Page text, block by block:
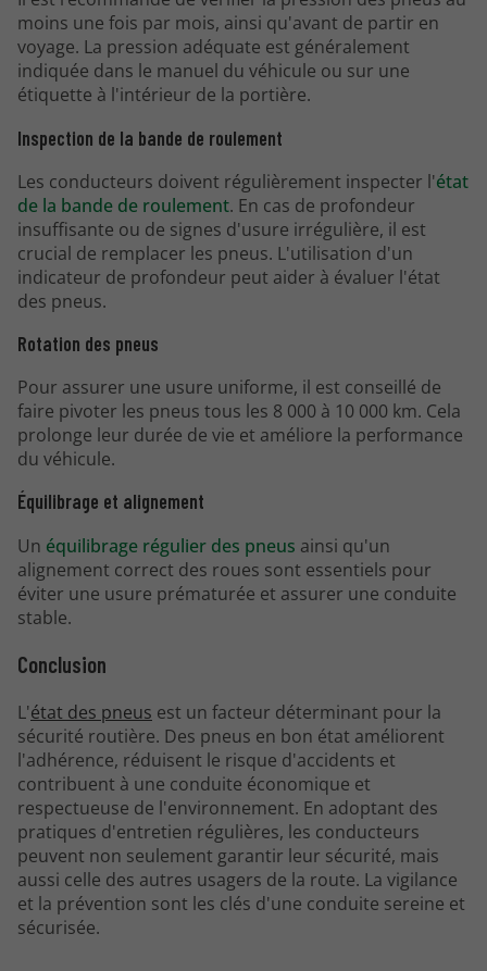
moins une fois par mois, ainsi qu'avant de partir en
voyage. La pression adéquate est généralement
indiquée dans le manuel du véhicule ou sur une
étiquette à l'intérieur de la portière.
Inspection de la bande de roulement
Les conducteurs doivent régulièrement inspecter l'état
de la bande de roulement. En cas de profondeur
insuffisante ou de signes d'usure irrégulière, il est
crucial de remplacer les pneus. L'utilisation d'un
indicateur de profondeur peut aider à évaluer l'état
des pneus.
Rotation des pneus
Pour assurer une usure uniforme, il est conseillé de
faire pivoter les pneus tous les 8 000 à 10 000 km. Cela
prolonge leur durée de vie et améliore la performance
du véhicule.
Équilibrage et alignement
Un équilibrage régulier des pneus ainsi qu'un
alignement correct des roues sont essentiels pour
éviter une usure prématurée et assurer une conduite
stable.
Conclusion
L'état des pneus est un facteur déterminant pour la
sécurité routière. Des pneus en bon état améliorent
l'adhérence, réduisent le risque d'accidents et
contribuent à une conduite économique et
respectueuse de l'environnement. En adoptant des
pratiques d'entretien régulières, les conducteurs
peuvent non seulement garantir leur sécurité, mais
aussi celle des autres usagers de la route. La vigilance
et la prévention sont les clés d'une conduite sereine et
sécurisée.